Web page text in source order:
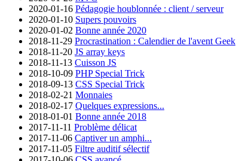
2020-01-16 Pédagogie houblonnée : client / serveur
2020-01-10 Supers pouvoirs
2020-01-02 Bonne année 2020
2018-11-29 Procrastination : Calendier de l'avent Geek
2018-11-20 JS array keys
2018-11-13 Cuisson JS
2018-10-09 PHP Special Trick
2018-09-13 CSS Special Trick
2018-02-21 Monnaies
2018-02-17 Quelques expressions...
2018-01-01 Bonne année 2018
2017-11-11 Problème délicat
2017-11-06 Captiver un amphi...
2017-11-05 Filtre auditif sélectif